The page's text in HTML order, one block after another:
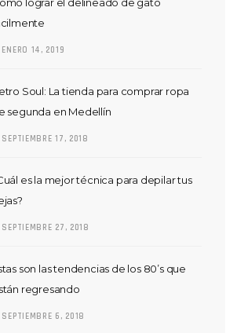
14, 2019
Soul: La tienda para comprar ropa
segunda en Medellín
17, 2018
es la mejor técnica para depilar tus
27, 2018
son las tendencias de los 80’s que
regresando
6, 2018